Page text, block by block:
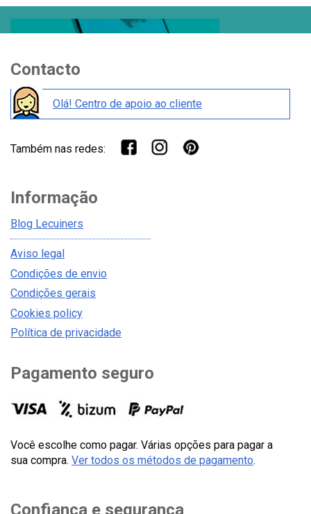
Contacto
Olá! Centro de apoio ao cliente
Também nas redes:
Informação
Blog Lecuiners
Aviso legal
Condições de envio
Condições gerais
Cookies policy
Política de privacidade
Pagamento seguro
Você escolhe como pagar. Várias opções para pagar a
sua compra. Ver todos os métodos de pagamento.
Confiança e segurança